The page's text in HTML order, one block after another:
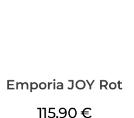
Emporia JOY Rot
115,90 €